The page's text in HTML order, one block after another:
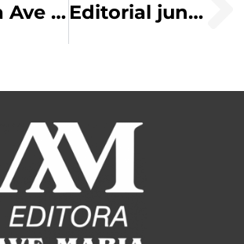
Revista Ave Maria: 118 anos de missão Editorial junho/2016 – O coração de Maria e nossa escola